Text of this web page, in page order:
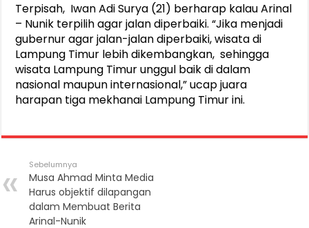
Terpisah, Iwan Adi Surya (21) berharap kalau Arinal
– Nunik terpilih agar jalan diperbaiki. “Jika menjadi
gubernur agar jalan-jalan diperbaiki, wisata di
Lampung Timur lebih dikembangkan, sehingga
wisata Lampung Timur unggul baik di dalam
nasional maupun internasional,” ucap juara
harapan tiga mekhanai Lampung Timur ini.
Sebelumnya
Musa Ahmad Minta Media
Harus objektif dilapangan
dalam Membuat Berita
Arinal-Nunik